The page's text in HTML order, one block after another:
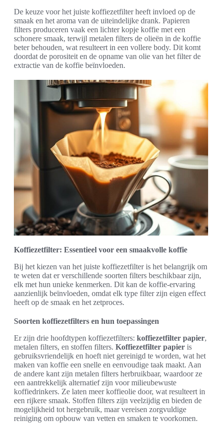
De keuze voor het juiste koffiezetfilter heeft invloed op de
smaak en het aroma van de uiteindelijke drank. Papieren
filters produceren vaak een lichter kopje koffie met een
schonere smaak, terwijl metalen filters de olieën in de koffie
beter behouden, wat resulteert in een vollere body. Dit komt
doordat de porositeit en de opname van olie van het filter de
extractie van de koffie beïnvloeden.
Koffiezetfilter: Essentieel voor een smaakvolle koffie
Bij het kiezen van het juiste koffiezetfilter is het belangrijk om
te weten dat er verschillende soorten filters beschikbaar zijn,
elk met hun unieke kenmerken. Dit kan de koffie-ervaring
aanzienlijk beïnvloeden, omdat elk type filter zijn eigen effect
heeft op de smaak en het zetproces.
Soorten koffiezetfilters en hun toepassingen
Er zijn drie hoofdtypen koffiezetfilters: koffiezetfilter papier,
metalen filters, en stoffen filters. Koffiezetfilter papier is
gebruiksvriendelijk en hoeft niet gereinigd te worden, wat het
maken van koffie een snelle en eenvoudige taak maakt. Aan
de andere kant zijn metalen filters herbruikbaar, waardoor ze
een aantrekkelijk alternatief zijn voor milieubewuste
koffiedrinkers. Ze laten meer koffieolie door, wat resulteert in
een rijkere smaak. Stoffen filters zijn veelzijdig en bieden de
mogelijkheid tot hergebruik, maar vereisen zorgvuldige
reiniging om opbouw van vetten en smaken te voorkomen.